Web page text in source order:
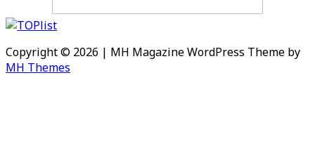
Copyright © 2026 | MH Magazine WordPress Theme by
MH Themes